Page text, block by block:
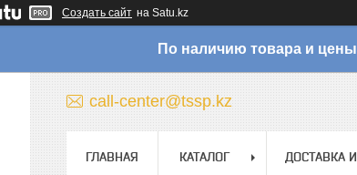
Создать сайт на Satu.kz
По наличию товара и
call-center@tssp.kz
ГЛАВНАЯ КАТАЛОГ ДОСТАВКА